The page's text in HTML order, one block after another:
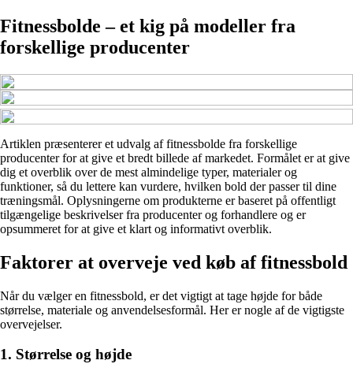
Fitnessbolde – et kig på modeller fra
forskellige producenter
Artiklen præsenterer et udvalg af fitnessbolde fra forskellige
producenter for at give et bredt billede af markedet. Formålet er at give
dig et overblik over de mest almindelige typer, materialer og
funktioner, så du lettere kan vurdere, hvilken bold der passer til dine
træningsmål. Oplysningerne om produkterne er baseret på offentligt
tilgængelige beskrivelser fra producenter og forhandlere og er
opsummeret for at give et klart og informativt overblik.
Faktorer at overveje ved køb af fitnessbold
Når du vælger en fitnessbold, er det vigtigt at tage højde for både
størrelse, materiale og anvendelsesformål. Her er nogle af de vigtigste
overvejelser.
1. Størrelse og højde